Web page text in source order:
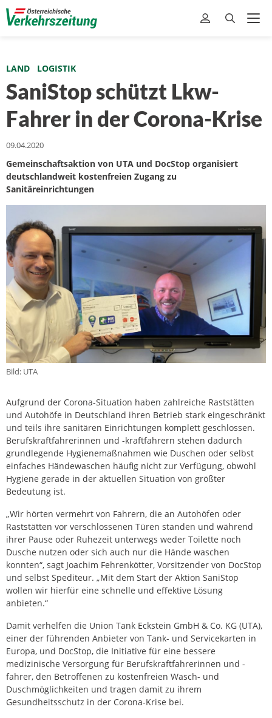
LAND LOGISTIK
SaniStop schützt Lkw-
Fahrer in der Corona-Krise
09.04.2020
Gemeinschaftsaktion von UTA und DocStop organisiert
deutschlandweit kostenfreien Zugang zu
Sanitäreinrichtungen
Bild: UTA
Aufgrund der Corona-Situation haben zahlreiche Raststätten
und Autohöfe in Deutschland ihren Betrieb stark eingeschränkt
und teils ihre sanitären Einrichtungen komplett geschlossen.
Berufskraftfahrerinnen und -kraftfahrern stehen dadurch
grundlegende Hygienemaßnahmen wie Duschen oder selbst
einfaches Händewaschen häufig nicht zur Verfügung, obwohl
Hygiene gerade in der aktuellen Situation von größter
Bedeutung ist.
„Wir hörten vermehrt von Fahrern, die an Autohöfen oder
Raststätten vor verschlossenen Türen standen und während
ihrer Pause oder Ruhezeit unterwegs weder Toilette noch
Dusche nutzen oder sich auch nur die Hände waschen
konnten“, sagt Joachim Fehrenkötter, Vorsitzender von DocStop
und selbst Spediteur. „Mit dem Start der Aktion SaniStop
wollen wir hierfür eine schnelle und effektive Lösung
anbieten.“
Damit verhelfen die Union Tank Eckstein GmbH & Co. KG (UTA),
einer der führenden Anbieter von Tank- und Servicekarten in
Europa, und DocStop, die Initiative für eine bessere
medizinische Versorgung für Berufskraftfahrerinnen und -
fahrer, den Betroffenen zu kostenfreien Wasch- und
Duschmöglichkeiten und tragen damit zu ihrem
Gesundheitsschutz in der Corona-Krise bei.